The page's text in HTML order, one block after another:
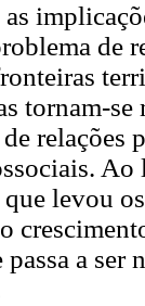
de
tornam-
relações
levou
a ser